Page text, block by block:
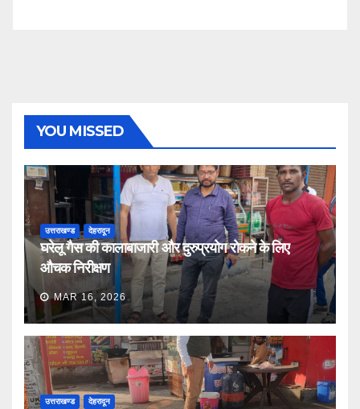
YOU MISSED
उत्तराखण्ड देहरादून
घरेलू गैस की कालाबाजारी और दुरुप्रयोग रोकने के लिए
औचक निरीक्षण
MAR 16, 2026
उत्तराखण्ड देहरादून